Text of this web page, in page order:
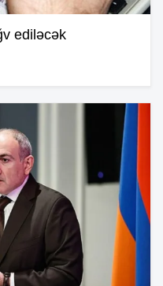
ediləcək